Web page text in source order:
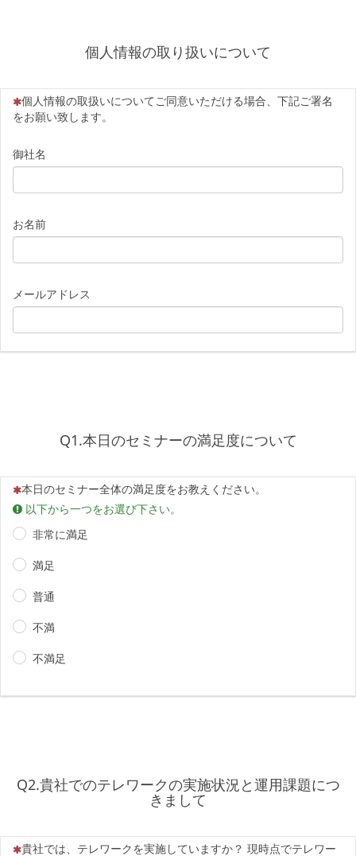
個人情報の取り扱いについて
（この質問は必須です）
個人情報の取扱いについてご同意いただける場合、下記ご署名
をお願い致します。
御社名
お名前
メールアドレス
Q1.本日のセミナーの満足度について
（この質問は必須です）
本日のセミナー全体の満足度をお教えください。
以下から一つをお選び下さい。
非常に満足
満足
普通
不満
不満足
Q2.貴社でのテレワークの実施状況と運用課題につ
きまして
（この質問は必須です）
貴社では、テレワークを実施していますか？ 現時点でテレワー